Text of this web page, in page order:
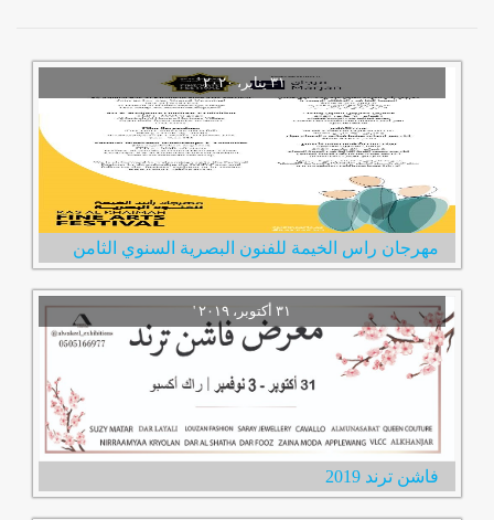
‏٣١ يناير، ٢٠٢٠‏ ‏'‏
مهرجان راس الخيمة للفنون البصرية السنوي الثامن
فاشن ترند 2019